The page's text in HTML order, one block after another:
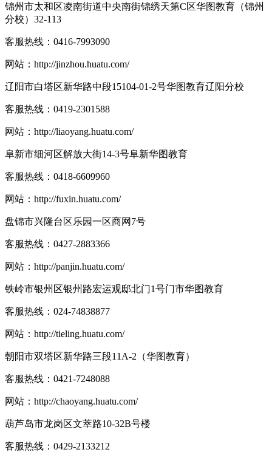
锦州市太和区凌南街道中央南街锦绣天第C区华图教育（锦州
分校）32-113
客服热线： 0416-7993090
网站： http://jinzhou.huatu.com/
辽阳市白塔区新华路中段15104-01-2号华图教育辽阳分校
客服热线： 0419-2301588
网站： http://liaoyang.huatu.com/
阜新市细河区解放大街14-3号阜新华图教育
客服热线： 0418-6609960
网站： http://fuxin.huatu.com/
盘锦市兴隆台区乐园一区商网7号
客服热线： 0427-2883366
网站： http://panjin.huatu.com/
铁岭市银州区银州路宏运观邸北门1号门市华图教育
客服热线： 024-74838877
网站： http://tieling.huatu.com/
朝阳市双塔区新华路三段11A-2（华图教育）
客服热线： 0421-7248088
网站： http://chaoyang.huatu.com/
葫芦岛市龙岗区文萃路10-32B号楼
客服热线： 0429-2133212